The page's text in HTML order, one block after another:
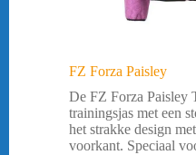
FZ Forza Paisley
De FZ Forza Paisley
trainingsjas met een
het strakke design
voorkant. Speciaal